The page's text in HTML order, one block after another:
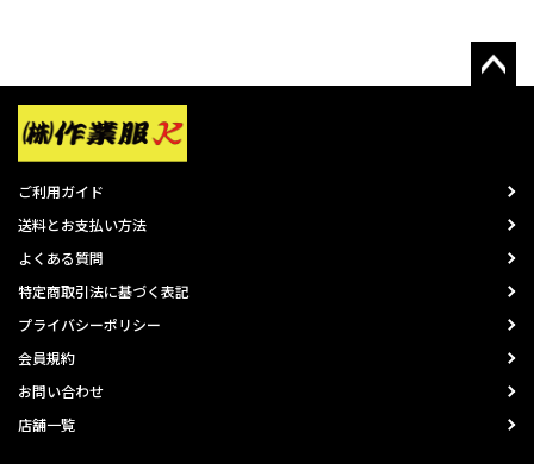
ご利用ガイド
送料とお支払い方法
よくある質問
特定商取引法に基づく表記
プライバシーポリシー
会員規約
お問い合わせ
店舗一覧